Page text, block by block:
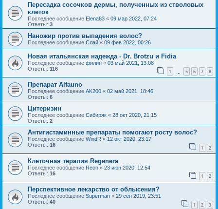
Пересадка сосочков дермы, полученных из стволовых
клеток
Последнее сообщение Elena83 « 09 мар 2022, 07:24
Ответы: 3
Наножир против выпадения волос?
Последнее сообщение Слай « 09 фев 2022, 00:26
Новая итальянская надежда - Dr. Brotzu и Fidia
Последнее сообщение филин « 03 май 2021, 13:08
Ответы: 116 1 5 6 7 8
Препарат Alfauno
Последнее сообщение AK200 « 02 май 2021, 18:46
Ответы: 6
Цитеризин
Последнее сообщение Сибиряк « 28 окт 2020, 21:15
Ответы: 2
Антигистаминные препараты помогают росту волос?
Последнее сообщение WindR « 12 окт 2020, 23:17
Ответы: 16 1 2
Клеточная терапия Regenera
Последнее сообщение Reon « 23 июн 2020, 12:54
Ответы: 16 1 2
Перспективное лекарство от облысения?
Последнее сообщение Superman « 29 сен 2019, 23:51
Ответы: 40 1 2 3